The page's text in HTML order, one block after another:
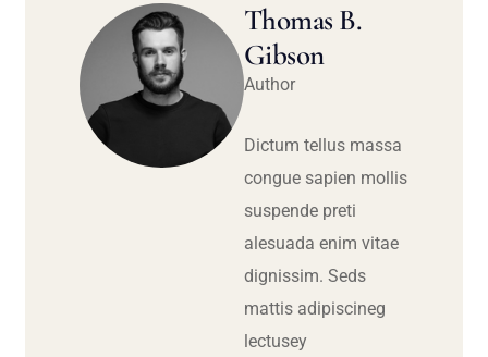
Thomas B.
Gibson
Author
Dictum tellus massa
congue sapien mollis
suspende preti
alesuada enim vitae
dignissim. Seds
mattis adipiscineg
lectusey